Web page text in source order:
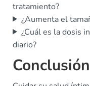
tratamiento?
¿Aumenta el
¿Cuál es la dosis
diario?